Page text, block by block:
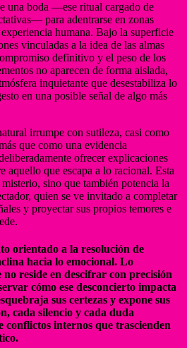
una boda —ese ritual cargado de
para adentrarse en zonas
humana. Bajo la superficie
vinculadas a la idea de las almas
definitivo y el peso de los
no aparecen de forma aislada,
inquietante que desestabiliza lo
en una posible señal de algo más
irrumpe con sutileza, casi como
que como una evidencia
ofrecer explicaciones
aquello que escapa a lo racional. Esta
sino que también potencia la
quien se ve invitado a completar
y proyectar sus propios temores e
orientado a la resolución de
hacia lo emocional. Lo
reside en descifrar con precisión
cómo ese desconcierto impacta
sus certezas y expone sus
cada silencio y cada duda
conflictos internos que trascienden